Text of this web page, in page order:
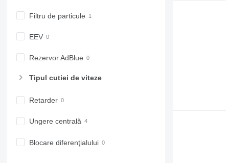
Filtru de particule
EEV
Rezervor AdBlue
Tipul cutiei de viteze
Retarder
Ungere centrală
Blocare diferenţialului